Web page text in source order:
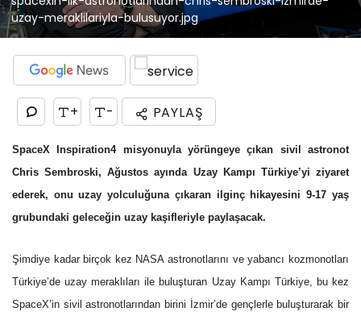
uzay-meraklilariyla-bulusuyor.jpg
+ - PAYLAŞ
SpaceX Inspiration4 misyonuyla yörüngeye çıkan sivil astronot
Chris Sembroski, Ağustos ayında Uzay Kampı Türkiye’yi ziyaret
ederek, onu uzay yolculuğuna çıkaran ilginç hikayesini 9-17 yaş
grubundaki geleceğin uzay kaşifleriyle paylaşacak.
Şimdiye kadar birçok kez NASA astronotlarını ve yabancı kozmonotları
Türkiye’de uzay meraklıları ile buluşturan Uzay Kampı Türkiye, bu kez
SpaceX’in sivil astronotlarından birini İzmir’de gençlerle buluşturarak bir